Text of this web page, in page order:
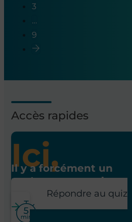
3
…
9
Accès rapides
Ici,
Il y a forcément un
poste pour vous !
Répondre au quiz